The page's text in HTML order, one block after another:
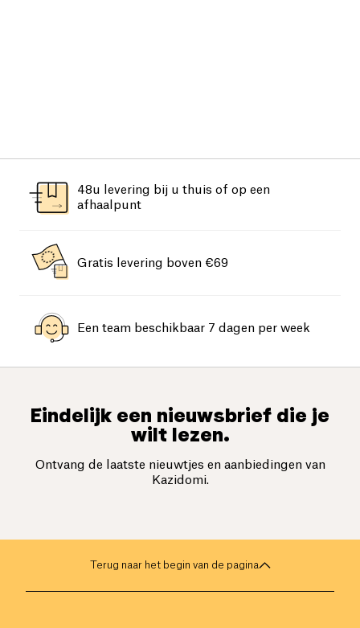
48u levering bij u thuis of op een
afhaalpunt
Gratis levering boven €69
Een team beschikbaar 7 dagen per week
Eindelijk een nieuwsbrief die je
wilt lezen.
Ontvang de laatste nieuwtjes en aanbiedingen van
Kazidomi.
Terug naar het begin van de pagina